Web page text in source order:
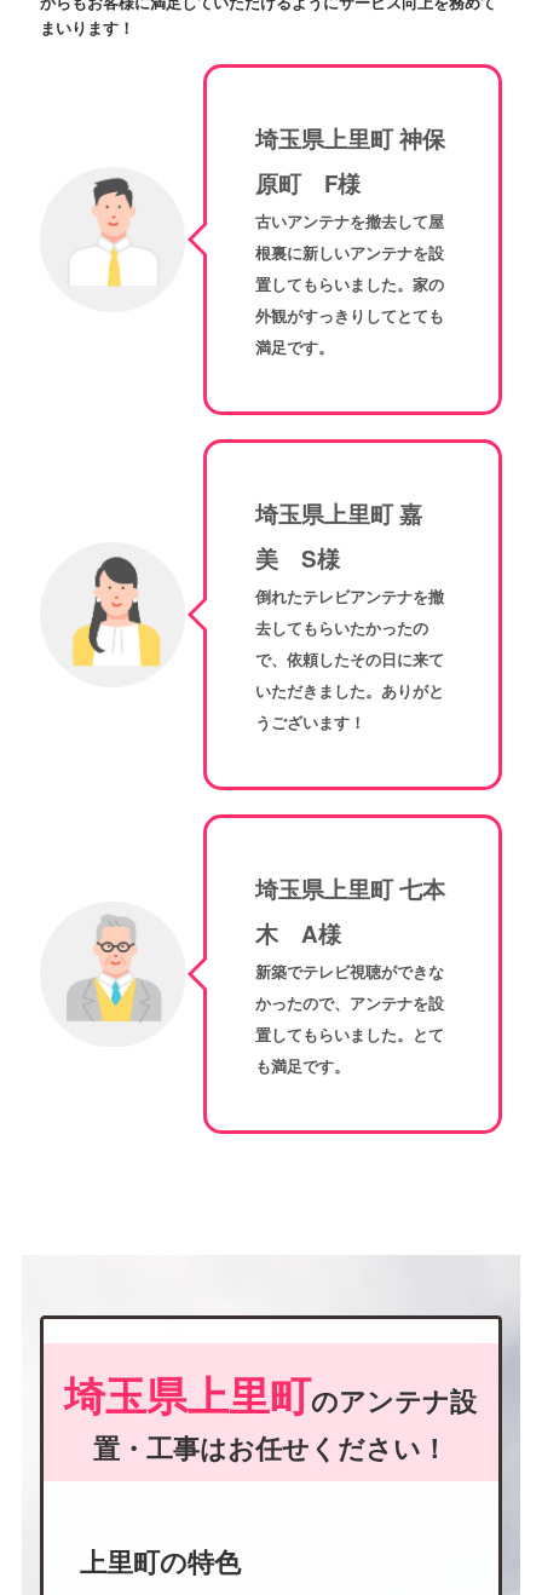
まいります！
埼玉県上里町 神保
原町 F様
古いアンテナを撤去して屋
根裏に新しいアンテナを設
置してもらいました。家の
外観がすっきりしてとても
満足です。
埼玉県上里町 嘉
美 S様
倒れたテレビアンテナを撤
去してもらいたかったの
で、依頼したその日に来て
いただきました。ありがと
うございます！
埼玉県上里町 七本
木 A様
新築でテレビ視聴ができな
かったので、アンテナを設
置してもらいました。とて
も満足です。
埼玉県上里町のアンテナ設
置・工事はお任せください！
上里町の特色